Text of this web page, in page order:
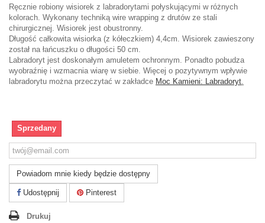
Ręcznie robiony wisiorek z labradorytami połyskującymi w różnych
kolorach. Wykonany techniką wire wrapping z drutów ze stali
chirurgicznej. Wisiorek jest obustronny.
Długość całkowita wisiorka (z kółeczkiem) 4,4cm. Wisiorek zawieszony
został na łańcuszku o długości 50 cm.
Labradoryt jest doskonałym amuletem ochronnym. Ponadto pobudza
wyobraźnię i wzmacnia wiarę w siebie. Więcej o pozytywnym wpływie
labradorytu można przeczytać w zakładce Moc Kamieni: Labradoryt.
Sprzedany
Powiadom mnie kiedy będzie dostępny
Udostępnij Pinterest
Drukuj